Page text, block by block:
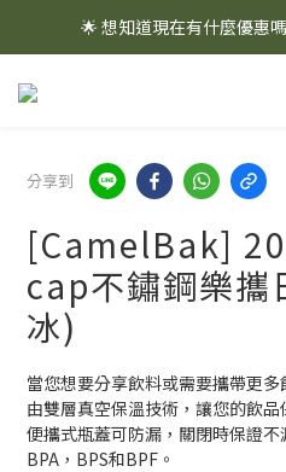
🌟 想知道現在有什麼優惠
🌟 想知道現在有什麼優惠
全館消費滿
分享到
[CamelBak]
cap不鏽鋼樂攜
冰)
當您想要分享飲料或需要攜帶更
由雙層真空保溫技術，讓您的飲
便攜式瓶蓋可防漏，關閉時保證
BPA，BPS和BPF。